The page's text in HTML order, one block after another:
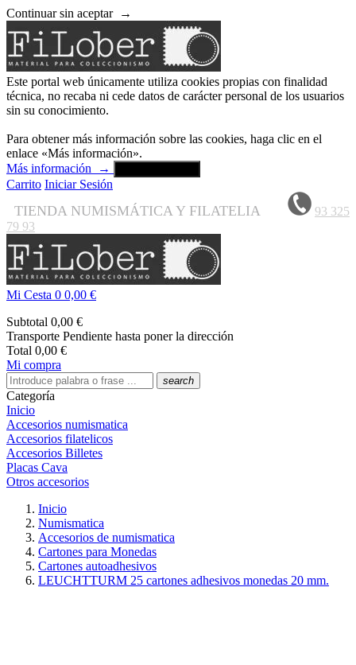
Continuar sin aceptar →
Este portal web únicamente utiliza cookies propias con finalidad
técnica, no recaba ni cede datos de carácter personal de los usuarios
sin su conocimiento.
Para obtener más información sobre las cookies, haga clic en el
enlace «Más información».
Más información
→
Carrito Iniciar Sesión
TIENDA NUMISMÁTICA Y FILATELIA
93 325
79 93
Mi Cesta 0 0,00 €
Subtotal 0,00 €
Transporte Pendiente hasta poner la dirección
Total 0,00 €
Mi compra
search
Categoría
Inicio
Accesorios numismatica
Accesorios filatelicos
Accesorios Billetes
Placas Cava
Otros accesorios
Inicio
Numismatica
Accesorios de numismatica
Cartones para Monedas
Cartones autoadhesivos
LEUCHTTURM 25 cartones adhesivos monedas 20 mm.